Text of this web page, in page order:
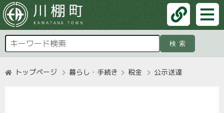
検索
トップページ 暮らし・手続き 税金 公示送達